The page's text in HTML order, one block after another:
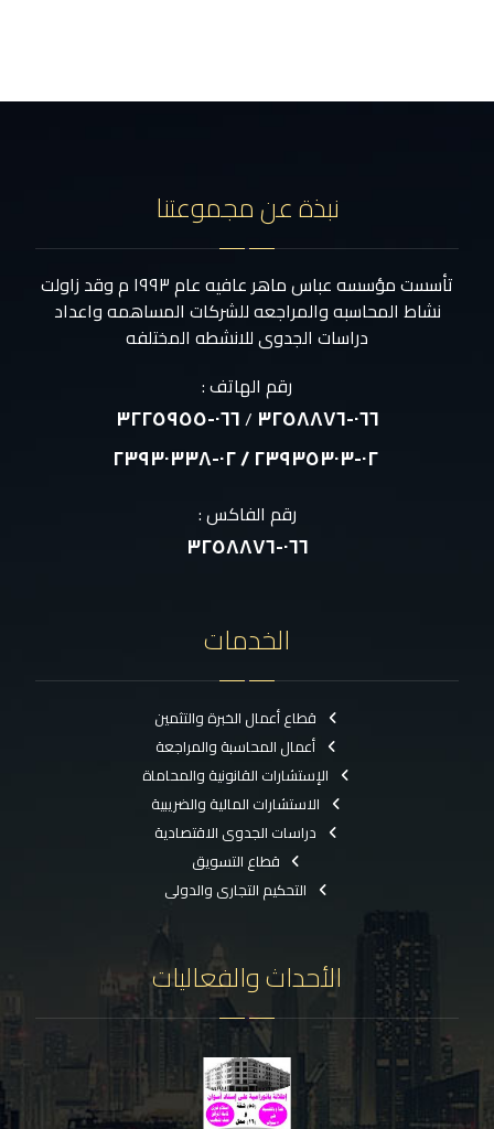
نبذة عن مجموعتنا
تأسست مؤسسه عباس ماهر عافيه عام ١٩٩٣ م وقد زاولت
نشاط المحاسبه والمراجعه للشركات المساهمه واعداد
دراسات الجدوى للانشطه المختلفه
رقم الهاتف :
٠٦٦-٣٢٥٨٨٧٦ /٠٦٦-٣٢٢٥٩٥٥
٠٢-٢٣٩٣٥٣٠٣ / ٠٢-٢٣٩٣٠٣٣٨
رقم الفاكس :
٠٦٦-٣٢٥٨٨٧٦
الخدمات
قطاع أعمال الخبرة والتثمين
أعمال المحاسبة والمراجعة
الإستشارات القانونية والمحاماة
الاستشارات المالية والضريبية
دراسات الجدوى الاقتصادية
قطاع التسويق
التحكيم التجارى والدولى
الأحداث والفعاليات